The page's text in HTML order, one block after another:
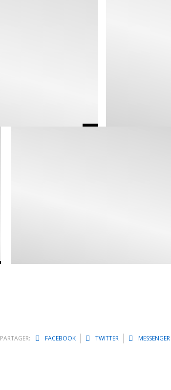
PARTAGER: FACEBOOK TWITTER MESSENGER